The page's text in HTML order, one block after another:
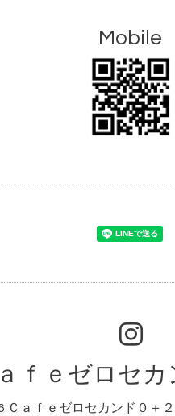
Mobile
ｆｅゼロセカ
Ｃａｆｅゼロセカンド０＋２